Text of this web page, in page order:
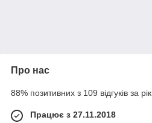
Про нас
88% позитивних з 109 відгуків за рік
Працює з 27.11.2018